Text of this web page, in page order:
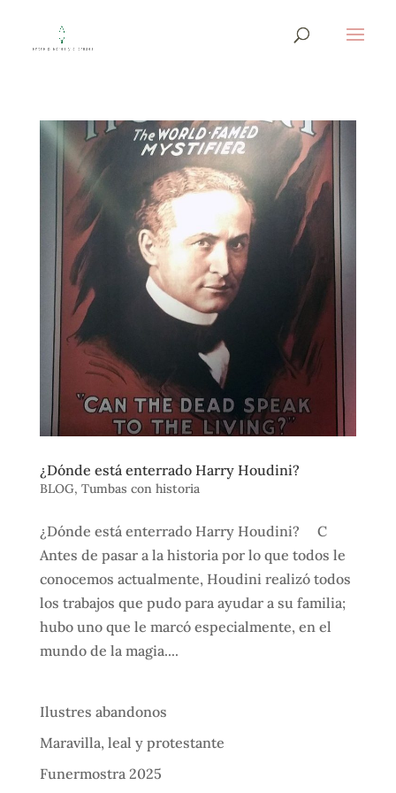
¿Dónde está enterrado Harry Houdini?
BLOG, Tumbas con historia
¿Dónde está enterrado Harry Houdini? C
Antes de pasar a la historia por lo que todos le
conocemos actualmente, Houdini realizó todos
los trabajos que pudo para ayudar a su familia;
hubo uno que le marcó especialmente, en el
mundo de la magia....
Ilustres abandonos
Maravilla, leal y protestante
Funermostra 2025